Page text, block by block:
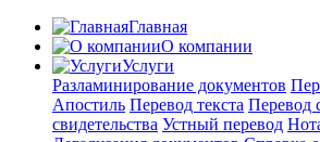
Главная
О компании
Услуги
Разламинирование документов
Апостиль Перевод текста Перевод
свидетельства Устный перевод